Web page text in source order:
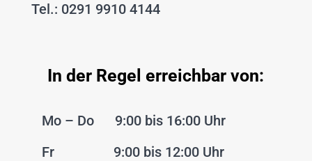
Tel.: 0291 9910 4144
In der Regel erreichbar von:
Mo – Do 9:00 bis 16:00 Uhr
Fr 9:00 bis 12:00 Uhr